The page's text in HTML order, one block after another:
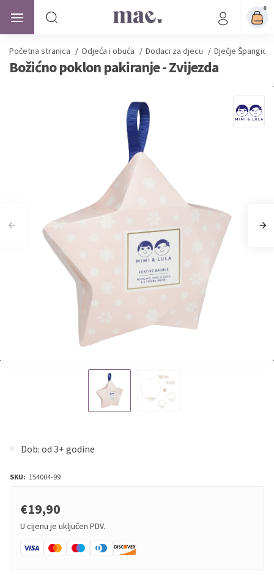
0
Početna stranica / Odjeća i obuća / Dodaci za djecu / Dječje Špangice
Božićno poklon pakiranje - Zvijezda
Dob: od 3+ godine
SKU: 154004-99
€19,90
U cijenu je uključen PDV.